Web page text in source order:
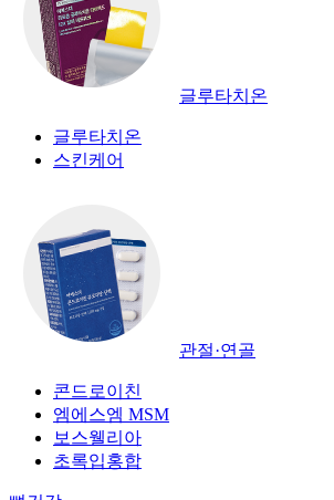
글루타치온
글루타치온
스킨케어
관절·연골
콘드로이친
엠에스엠 MSM
보스웰리아
초록입홍합